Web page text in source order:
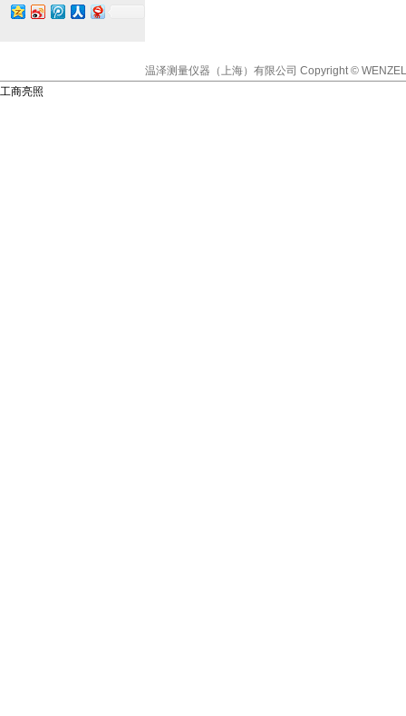
温泽测量仪器（上海）有限公司 Copyright ©
工商亮照